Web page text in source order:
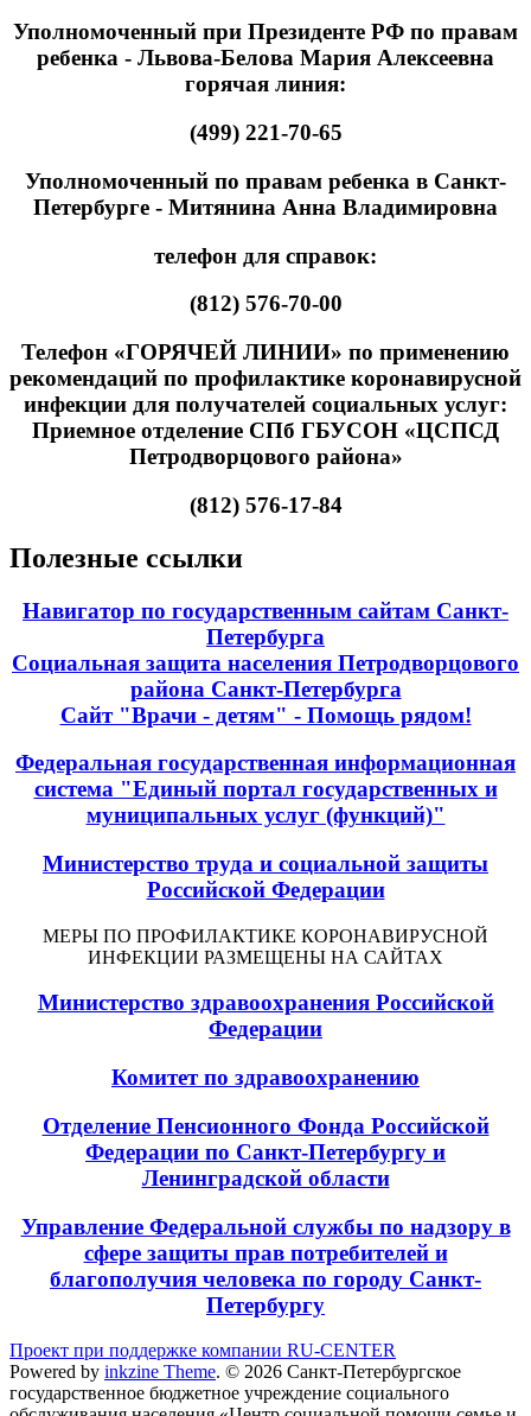
Уполномоченный при Президенте РФ по правам
ребенка - Львова-Белова Мария Алексеевна
горячая линия:
(499) 221-70-65
Уполномоченный по правам ребенка в Санкт-
Петербурге - Митянина Анна Владимировна
телефон для справок:
(812) 576-70-00
Телефон «ГОРЯЧЕЙ ЛИНИИ» по применению
рекомендаций по профилактике коронавирусной
инфекции для получателей социальных услуг:
Приемное отделение СПб ГБУСОН «ЦСПСД
Петродворцового района»
(812) 576-17-84
Полезные ссылки
Навигатор по государственным сайтам Санкт-
Петербурга
Социальная защита населения Петродворцового
района Санкт-Петербурга
Сайт "Врачи - детям" - Помощь рядом!
Федеральная государственная информационная
система "Единый портал государственных и
муниципальных услуг (функций)"
Министерство труда и социальной защиты
Российской Федерации
МЕРЫ ПО ПРОФИЛАКТИКЕ КОРОНАВИРУСНОЙ
ИНФЕКЦИИ РАЗМЕЩЕНЫ НА САЙТАХ
Министерство здравоохранения Российской
Федерации
Комитет по здравоохранению
Отделение Пенсионного Фонда Российской
Федерации по Санкт-Петербургу и
Ленинградской области
Управление Федеральной службы по надзору в
сфере защиты прав потребителей и
благополучия человека по городу Санкт-
Петербургу
Проект при поддержке компании RU-CENTER
Powered by inkzine Theme. © 2026 Санкт-Петербургское
государственное бюджетное учреждение социального